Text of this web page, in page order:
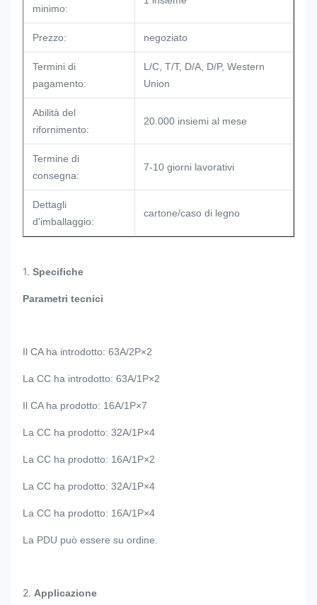
minimo:
Prezzo: negoziato
Termini di
pagamento:
L/C, T/T, D/A, D/P, Western
Union
Abilità del
rifornimento:
20.000 insiemi al mese
Termine di
consegna:
7-10 giorni lavorativi
Dettagli
d'imballaggio:
cartone/caso di legno
1. Specifiche
Parametri tecnici
Il CA ha introdotto: 63A/2P×2
La CC ha introdotto: 63A/1P×2
Il CA ha prodotto: 16A/1P×7
La CC ha prodotto: 32A/1P×4
La CC ha prodotto: 16A/1P×2
La CC ha prodotto: 32A/1P×4
La CC ha prodotto: 16A/1P×4
La PDU può essere su ordine.
2. Applicazione